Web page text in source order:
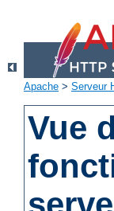
Apache > Serveur
Vue